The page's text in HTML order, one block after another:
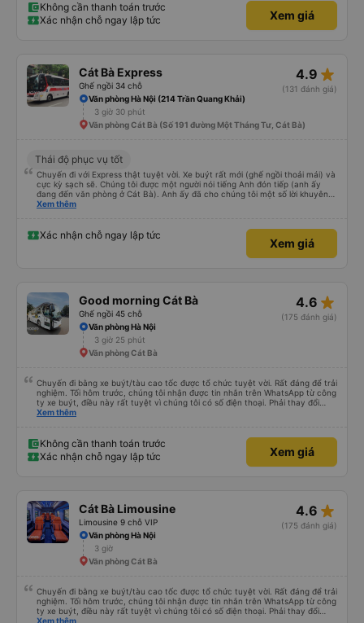
Không cần thanh toán trước
Xác nhận chỗ ngay lập tức
Xem giá
Cát Bà Express
Ghế ngồi 34 chỗ
4.9 star_rate
(131 đánh giá)
Văn phòng Hà Nội (214 Trần Quang Khải)
3 giờ 30 phút
Văn phòng Cát Bà (Số 191 đường Một Tháng Tư, Cát Bà)
Thái độ phục vụ tốt
Chuyến đi với Express thật tuyệt vời. Xe buýt rất mới (ghế ngồi thoải mái) và
cực kỳ sạch sẽ. Chúng tôi được một người nói tiếng Anh đón tiếp (anh ấy
đang đến văn phòng ở Cát Bà). Anh ấy đã cho chúng tôi một số lời khuyên
hữu ích về những việc nên làm ở Cát Bà. Chúng tôi có một quãng nghỉ ngắn
đảo trong 8-10 phút. Sau đó, chúng tôi đi xe buýt khoảng 30 phút vào thị
trấn Cát Bà. Chúng tôi được thả xuống cách khách sạn khoảng 5 phút đi bộ.
Nhìn chung, dịch vụ tuyệt vời và tôi rất khuyên bạn nên sử dụng dịch vụ
Xem thêm
Xác nhận chỗ ngay lập tức
Xem giá
Good morning Cát Bà
Ghế ngồi 45 chỗ
4.6 star_rate
(175 đánh giá)
Văn phòng Hà Nội
3 giờ 25 phút
Văn phòng Cát Bà
Chuyến đi bằng xe buýt/tàu cao tốc được tổ chức tuyệt vời. Rất đáng để trải
nghiệm. Tối hôm trước, chúng tôi nhận được tin nhắn trên WhatsApp từ công
ty xe buýt, điều này rất tuyệt vì chúng tôi có số điện thoại. Phải thay đổi
điểm đón vì trời mưa như trút nước, nhưng họ rất thông cảm. Anh chàng lái
Cát Bà đến Hà Nội, phải xuống xe buýt, lên tàu cao tốc rồi lại lên một xe
buýt khác. Được tổ chức tốt, giao tiếp tuyệt vời, chuyến đi tuyệt vời.
Xem thêm
Không cần thanh toán trước
Xác nhận chỗ ngay lập tức
Xem giá
Cát Bà Limousine
Limousine 9 chỗ VIP
4.6 star_rate
(175 đánh giá)
Văn phòng Hà Nội
3 giờ
Văn phòng Cát Bà
Chuyến đi bằng xe buýt/tàu cao tốc được tổ chức tuyệt vời. Rất đáng để trải
nghiệm. Tối hôm trước, chúng tôi nhận được tin nhắn trên WhatsApp từ công
ty xe buýt, điều này rất tuyệt vì chúng tôi có số điện thoại. Phải thay đổi
điểm đón vì trời mưa như trút nước, nhưng họ rất thông cảm. Anh chàng lái
Xem thêm